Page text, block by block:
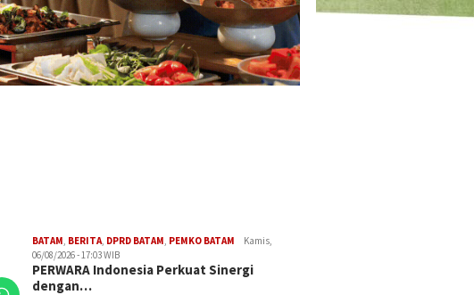
BATAM, BERITA, DPRD BATAM, PEMKO BATAM
Kamis,
06/08/2026 - 17:03 WIB
PERWARA Indonesia Perkuat Sinergi
dengan…